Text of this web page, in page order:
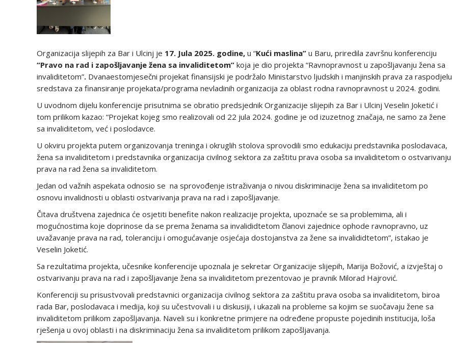
Organizacija slijepih za Bar i Ulcinj je 17. Jula 2025. godine, u “Kući maslina” u Baru, priredila završnu konferenciju
“Pravo na rad i zapošljavanje žena sa invaliditetom” koja je dio projekta “Ravnopravnost u zapošljavanju žena sa
invaliditetom”. Dvanaestomjesečni projekat finansijski je podržalo Ministarstvo ljudskih i manjinskih prava za raspodjelu
sredstava za finansiranje projekata/programa nevladinih organizacija za oblast rodna ravnopravnost u 2024. godini.
U uvodnom dijelu konferencije prisutnima se obratio predsjednik Organizacije slijepih za Bar i Ulcinj Veselin Joketić i
tom prilikom kazao: “Projekat kojeg smo realizovali od 22 jula 2024. godine je od izuzetnog značaja, ne samo za žene
sa invaliditetom, već i poslodavce.
U okviru projekta putem organizovanja treninga i okruglih stolova sprovodili smo edukaciju predstavnika poslodavaca,
žena sa invaliditetom i predstavnika organizacija civilnog sektora za zaštitu prava osoba sa invaliditetom o ostvarivanju
prava na rad žena sa invaliditetom.
Jedan od važnih aspekata odnosio se na sprovođenje istraživanja o nivou diskriminacije žena sa invaliditetom po
osnovu invalidnosti u oblasti ostvarivanja prava na rad i zapošljavanje.
Čitava društvena zajednica će osjetiti benefite nakon realizacije projekta, upoznaće se sa problemima, ali i
mogućnostima koje doprinose da se prema ženama sa invalididtetom članovi zajednice ophode ravnopravno, uz
uvažavanje prava na rad, toleranciju i omogućavanje osjećaja dostojanstva za žene sa invalididtetom”, istakao je
Veselin Joketić.
Sa rezultatima projekta, učesnike konferencije upoznala je sekretar Organizacije slijepih, Marija Božović, a izvještaj o
ostvarivanju prava na rad i zapošljavanje žena sa invaliditetom prezentovao je pravnik Milorad Hajrović.
Konferenciji su prisustvovali predstavnici organizacija civilnog sektora za zaštitu prava osoba sa invaliditetom, biroa
rada Bar, poslodavaca i medija, koji su učestvovali i u diskusiji, i ukazali na probleme sa kojim se suočavaju žene sa
invaliditetom prilikom zapošljavanja. Naveli su i konkretne primjere na određene propuste pojedinih institucija, loša
rješenja u ovoj oblasti i na diskriminaciju žena sa invaliditetom prilikom zapošljavanja.